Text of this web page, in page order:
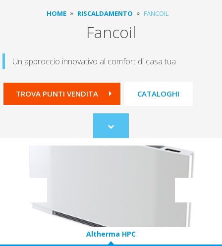
HOME RISCALDAMENTO FANCOIL
Fancoil
Un approccio innovativo al comfort di casa tua
TROVA PUNTI VENDITA CATALOGHI
Scroll
to
content
Altherma HPC